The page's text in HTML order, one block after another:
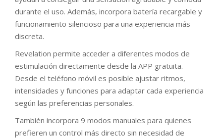
durante el uso. Además, incorpora batería recargable y
funcionamiento silencioso para una experiencia más
discreta.
Revelation permite acceder a diferentes modos de
estimulación directamente desde la APP gratuita.
Desde el teléfono móvil es posible ajustar ritmos,
intensidades y funciones para adaptar cada experiencia
según las preferencias personales.
También incorpora 9 modos manuales para quienes
prefieren un control más directo sin necesidad de